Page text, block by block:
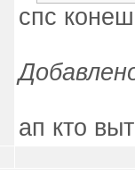
спс
ап кто